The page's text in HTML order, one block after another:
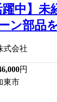
躍中】
ン部品
式会社
円
東市